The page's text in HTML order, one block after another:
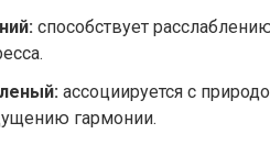
способствует
ассоциируется с
гармонии.